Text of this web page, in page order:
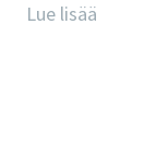
Lue lisää